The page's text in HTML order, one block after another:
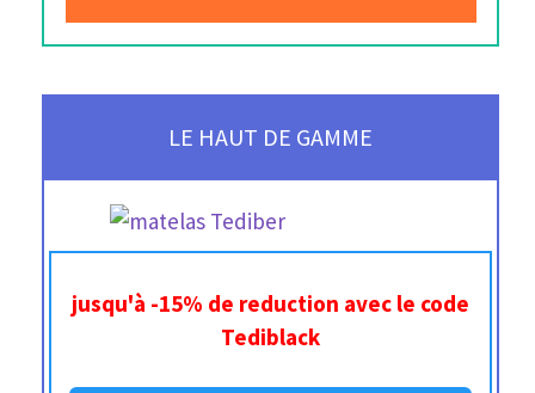
LE HAUT DE GAMME
jusqu'à -15% de reduction avec le code
Tediblack